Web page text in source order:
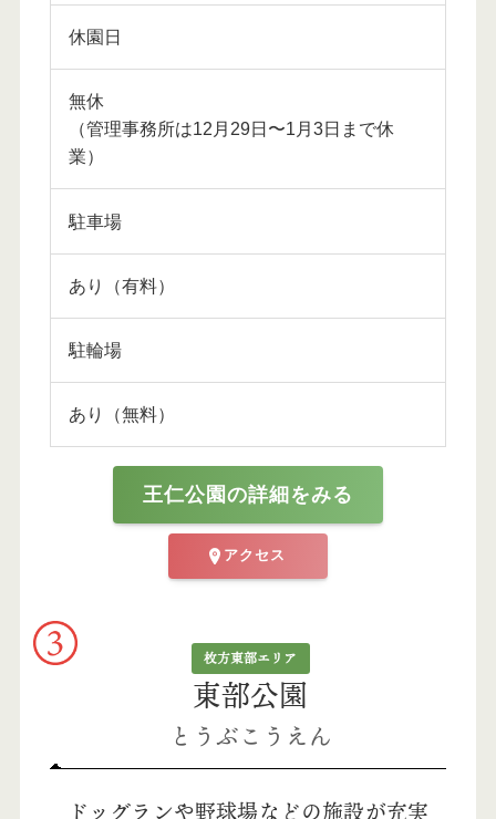
休園日
無休
（管理事務所は12月29日〜1月3日まで休
業）
駐車場
あり（有料）
駐輪場
あり（無料）
王仁公園の詳細をみる
アクセス
枚方東部エリア
東部公園
とうぶこうえん
ドッグランや野球場などの施設が充実